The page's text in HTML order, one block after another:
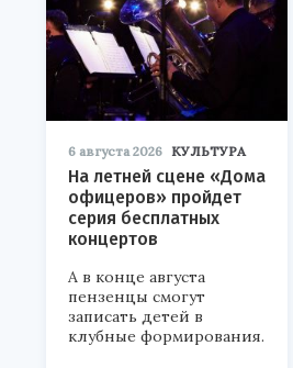
6 августа 2026 КУЛЬТУРА
На летней сцене «Дома
офицеров» пройдет
серия бесплатных
концертов
А в конце августа
пензенцы смогут
записать детей в
клубные формирования.